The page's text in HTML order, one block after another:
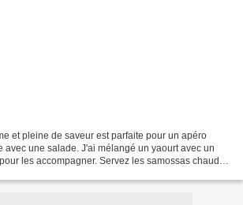
et pleine de saveur est parfaite pour un apéro
avec une salade. J'ai mélangé un yaourt avec un
les accompagner. Servez les samossas chauds